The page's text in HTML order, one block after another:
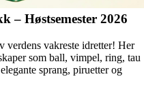
– Høstsemester 2026
verdens vakreste idretter! Her
som ball, vimpel, ring, tau
sprang, piruetter og